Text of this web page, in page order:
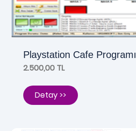
Playstation Cafe Programı
2.500,00 TL
Detay >>